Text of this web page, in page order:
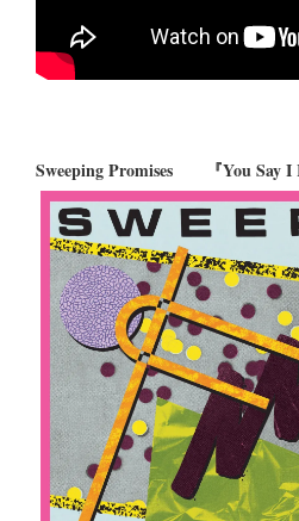
Sweeping Promises 『You Say I